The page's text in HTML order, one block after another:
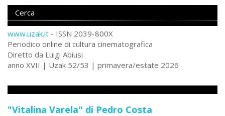
www.uzak.it - ISSN 2039-800X
Periodico online di cultura cinematografica
Diretto da Luigi Abiusi
anno XVII | Uzak 52/53 | primavera/estate 2026
"Vitalina Varela" di Pedro Costa